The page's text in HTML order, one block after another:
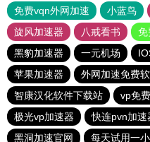
免费vqn外网加速
小蓝鸟
旋风加速器
八戒看书
免
黑豹加速器
一元机场
苹果加速器
外网加速免费
智康汉化软件下载站
vp免
极光vp加速器
快连pvn加速
黑洞加速官网
每天试用一